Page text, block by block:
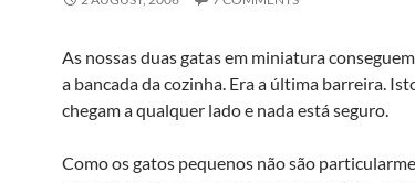
As nossas duas gatas em miniatura
a bancada da cozinha. Era a última barreira.
chegam a qualquer lado e nada está seguro.
Como os gatos pequenos não são